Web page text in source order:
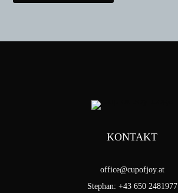
KONTAKT
office@cupofjoy.at
Stephan: +43 650 2481977